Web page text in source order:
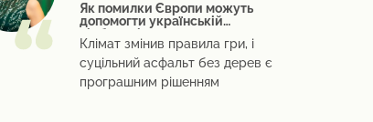
Як помилки Європи можуть
допомогти українській
відбудові
Клімат змінив правила гри, і
суцільний асфальт без дерев є
програшним рішенням